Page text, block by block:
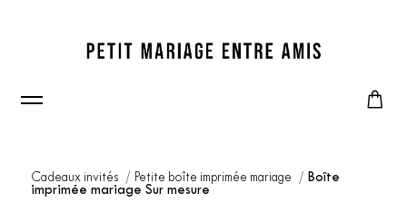
Cadeaux invités Petite boîte imprimée mariage
Boîte
imprimée mariage Sur mesure